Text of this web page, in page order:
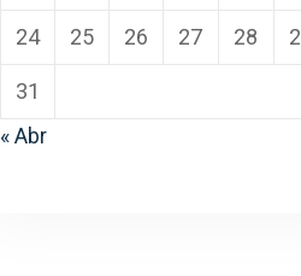
24 25 26 27 28
31
« Abr